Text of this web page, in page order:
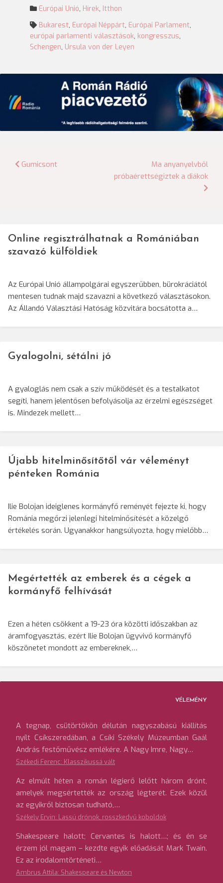
Európai Unió, Hírek, Itthon
Bukarest, Európai Néppárt, Európai Parlament,
európai parlamenti választások, kongresszus,
Schengen, Ursula von der Leyen
Bejegyzés
Gumicsont
Ma anyanyelvből
próbaérettségiztek a diákok
Online regisztrálhatnak a Romániában
szavazó külföldiek
Az Európai Unió állampolgárai egyszerűbben, bürokráciától
mentesen tudnak majd szavazni a következő választásokon.
Az Állandó Választási Hatóság közvitára bocsátotta a…
Gyalogolni, sétálni jó
A gyaloglás nem csak a szív működését és a testalkatot
segíti, hanem jelentősen befolyásolja az érzelmi egészséget
is. Mindezek mellett…
Újabb hitelminősítőtől vár véleményt
pénteken Románia
Ilie Bolojan ideiglenes kormányfő reményét fejezte ki, hogy
Románia megőrzi jelenlegi hitelminősítését a közelgő
értékelés során. Ugyanakkor hangsúlyozta, hogy mielőbb…
Megértették az emberek és a cégek a
kormányfő felhívását
Ezen a héten csökkent a 19-23 óra közötti időszakban az
áramfogyasztás, ezért Ilie Bolojan ügyvivő kormányfő
köszönetet mondott az embereknek,…
VÉLEMÉNY
A tegnap, csütörtökön délután nagyszabású kiállítás
nyílt Csíkszeredában, a Csíki Székely Múzeumban Gaál
András festőművész emlékére. A Nagy Imre, Nagy…
Székedi Ferenc: Klasszikussá vált
Az elmúlt héten a román légierő lelőtt három drónt,
amelyek megsértették az ország légterét. Ezek közül
az egyikről biztosan tudható,…
Székely Ervin: Lassú drónok, rosszkedvű koboldok
Shakespeare halott; Cervantes is halott…; és én se
érzem jól magam – kezdte egyik előadását Mark Twain.
Ez az irodalomtörténeti…
Ambrus Attila: Shakespeare és Newton